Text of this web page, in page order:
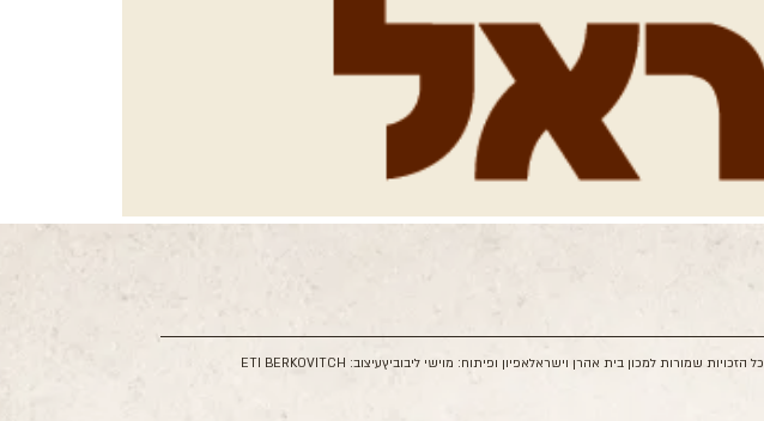
כל הזכויות שמורות למכון בית אהרן וישראלאפיון ופיתוח: מוישי ליבוביץעיצוב: ETI BERKOVITCH